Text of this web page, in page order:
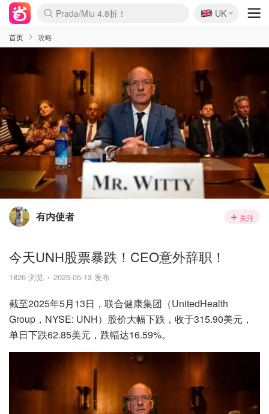
Prada/Miu 4.8折！
🇬🇧
UK
首页 攻略
有内使者 关注
今天UNH股票暴跌！CEO意外辞职！
1826 浏览 2025-05-13 发布
截至2025年5月13日，联合健康集团（UnitedHealth
Group，NYSE: UNH）股价大幅下跌，收于315.90美元，
单日下跌62.85美元，跌幅达16.59%。